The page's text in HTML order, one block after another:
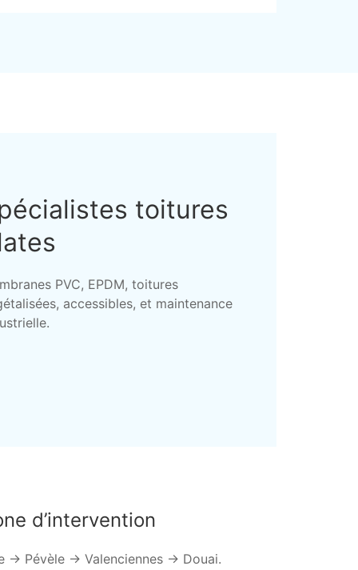
toitures
PVC, EPDM, toitures
accessibles, et maintenance
d’intervention
→ Pévèle → Valenciennes → Douai.